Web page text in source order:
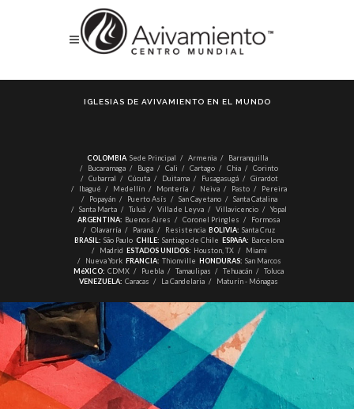
IGLESIAS DE AVIVAMIENTO EN EL MUNDO
COLOMBIA Sede Principal Armenia
Barranquilla
Bucaramaga
Buga Cali Cartago Chia
Corinto
Cubarral
Cúcuta Duitama Fusagasugá
Girardot
Ibagué
Medellín Montería Neiva Pasto
Pereira
Popayán
Puerto Asís San Cayetano
Santa Catalina
Santa Marta
Tuluá Villa de Leyva Villavicencio
Yopal
ARGENTINA: Buenos Aires Coronel Pringles
Formosa
Olavarría
Paraná Resistencia BOLIVIA: Santa Cruz
BRASIL: São Paulo CHILE: Santiago de Chile ESPAñA: Barcelona
Madrid ESTADOS UNIDOS: Houston, TX
Miami
Nueva York FRANCIA: Thionville HONDURAS: San Marcos
MéXICO: CDMX Puebla Tamaulipas Tehuacán
Toluca
VENEZUELA: Caracas La Candelaria Maturín - Mónagas